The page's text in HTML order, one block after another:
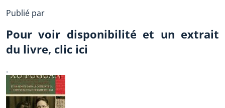
Publié par
Pour voir disponibilité et un extrait
du livre, clic ici
.